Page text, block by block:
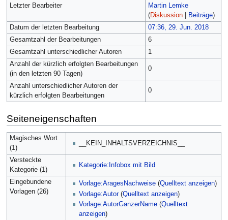
Letzter Bearbeiter
Martin Lemke
(Diskussion| Beiträge)
Datum der letzten Bearbeitung
07:36, 29. Jun. 2018
Gesamtzahl der Bearbeitungen
6
Gesamtzahl unterschiedlicher Autoren
1
Anzahl der kürzlich erfolgten Bearbeitungen
(in den letzten 90 Tagen)
0
Anzahl unterschiedlicher Autoren der
kürzlich erfolgten Bearbeitungen
0
Seiteneigenschaften
Magisches Wort
(1)
__KEIN_INHALTSVERZEICHNIS__
Versteckte
Kategorie (1)
Kategorie:Infobox mit Bild
Eingebundene
Vorlagen (26)
Vorlage:AragesNachweise (Quelltext anzeigen)
Vorlage:Autor(Quelltext anzeigen)
Vorlage:AutorGanzerName (Quelltext
anzeigen)